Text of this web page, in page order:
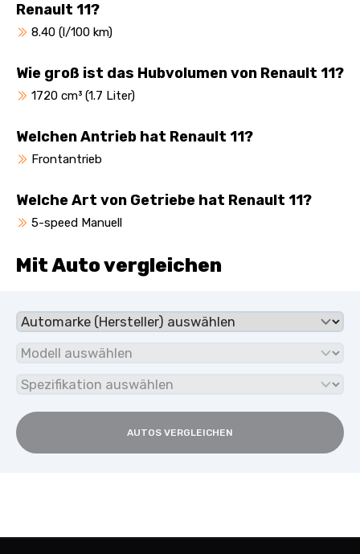
Renault 11?
8.40 (l/100 km)
Wie groß ist das Hubvolumen von Renault 11?
1720 cm³ (1.7 Liter)
Welchen Antrieb hat Renault 11?
Frontantrieb
Welche Art von Getriebe hat Renault 11?
5-speed Manuell
Mit Auto vergleichen
AUTOS VERGLEICHEN